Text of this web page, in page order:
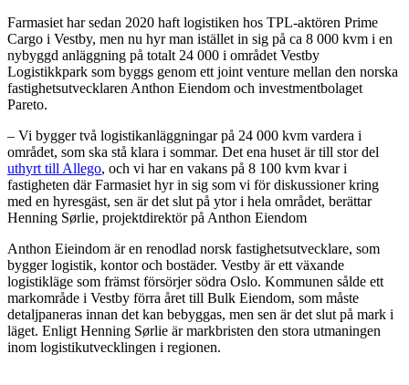
Farmasiet har sedan 2020 haft logistiken hos TPL-aktören Prime
Cargo i Vestby, men nu hyr man istället in sig på ca 8 000 kvm i en
nybyggd anläggning på totalt 24 000 i området Vestby
Logistikkpark som byggs genom ett joint venture mellan den norska
fastighetsutvecklaren Anthon Eiendom och investmentbolaget
Pareto.
– Vi bygger två logistikanläggningar på 24 000 kvm vardera i
området, som ska stå klara i sommar. Det ena huset är till stor del
uthyrt till Allego, och vi har en vakans på 8 100 kvm kvar i
fastigheten där Farmasiet hyr in sig som vi för diskussioner kring
med en hyresgäst, sen är det slut på ytor i hela området, berättar
Henning Sørlie, projektdirektör på Anthon Eiendom
Anthon Eieindom är en renodlad norsk fastighetsutvecklare, som
bygger logistik, kontor och bostäder. Vestby är ett växande
logistikläge som främst försörjer södra Oslo. Kommunen sålde ett
markområde i Vestby förra året till Bulk Eiendom, som måste
detaljpaneras innan det kan bebyggas, men sen är det slut på mark i
läget. Enligt Henning Sørlie är markbristen den stora utmaningen
inom logistikutvecklingen i regionen.